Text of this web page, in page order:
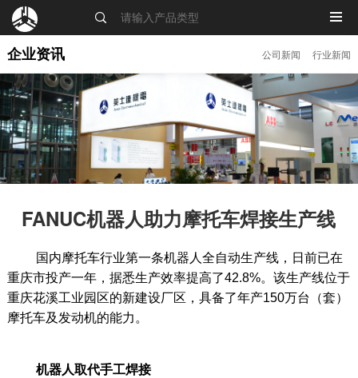
MENU
企业资讯 公司新闻 行业新闻
FANUC机器人助力摩托车焊接生产线
国内摩托车行业第一条机器人全自动生产线，日前已在
重庆市投产一年，据悉生产效率提高了42.8%。该生产线位于
重庆花溪工业园区的新建设厂区，具备了年产150万台（套）
摩托车及发动机的能力。
机器人取代手工焊接